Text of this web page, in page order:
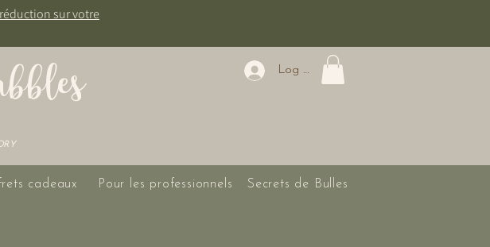
sur votre
Log In
cadeaux Pour les professionnels Secrets de Bulles